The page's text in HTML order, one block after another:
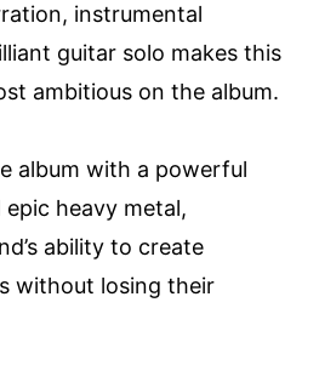
instrumental
guitar solo makes this
ambitious on the album.
album with a powerful
heavy metal,
ability to create
without losing their